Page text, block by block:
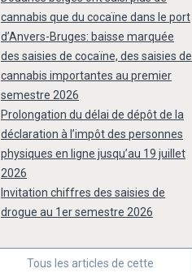
cannabis que du cocaïne dans le port
d’Anvers-Bruges: baisse marquée
des saisies de cocaïne, des saisies de
cannabis importantes au premier
semestre 2026
Prolongation du délai de dépôt de la
déclaration à l’impôt des personnes
physiques en ligne jusqu’au 19 juillet
2026
Invitation chiffres des saisies de
drogue au 1er semestre 2026
Tous les articles de cette